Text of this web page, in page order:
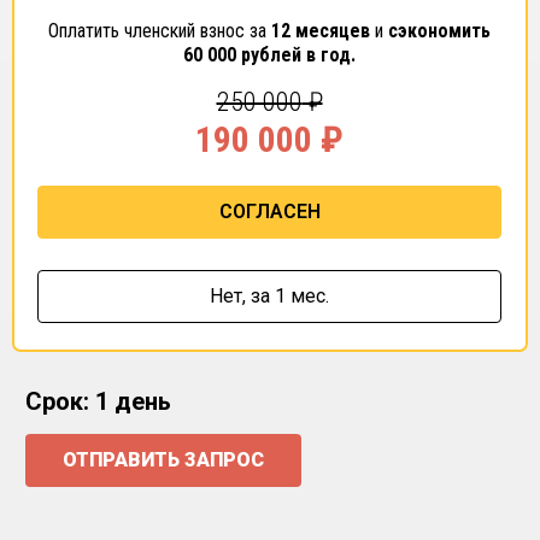
Оплатить членский взнос за 12 месяцев и сэкономить
60 000 рублей в год.
250 000₽
190 000 ₽
СОГЛАСЕН
Нет, за 1 мес.
Срок: 1 день
ОТПРАВИТЬ ЗАПРОС